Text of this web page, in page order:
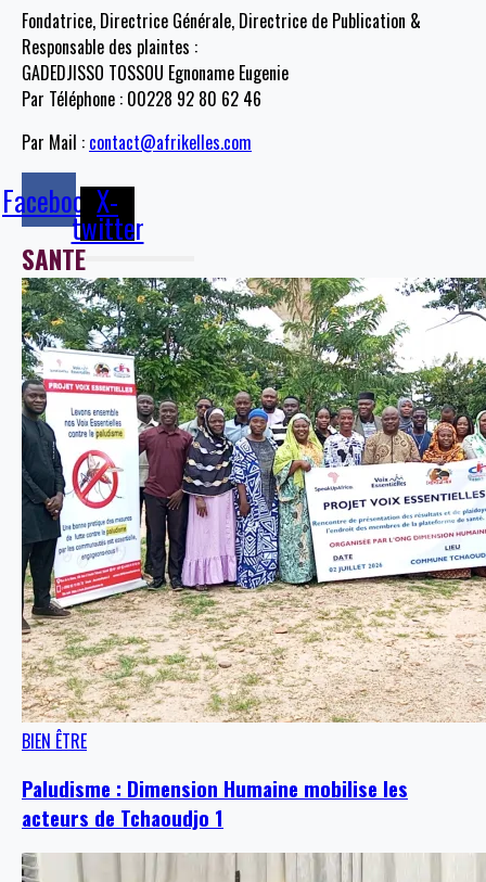
Fondatrice, Directrice Générale, Directrice de Publication &
Responsable des plaintes :
GADEDJISSO TOSSOU Egnoname Eugenie
Par Téléphone : 00228 92 80 62 46
Par Mail : contact@afrikelles.com
FacebookX-
twitter
SANTE
BIEN ÊTRE
Paludisme : Dimension Humaine mobilise les
acteurs de Tchaoudjo 1